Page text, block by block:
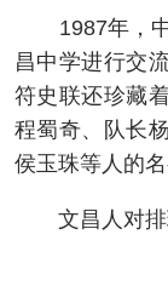
1987年，中
昌中学进行交
符史联还珍藏
程蜀奇、队长
侯玉珠等人的名
文昌人对排